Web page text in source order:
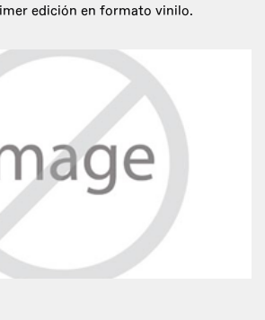
edición en formato vinilo.